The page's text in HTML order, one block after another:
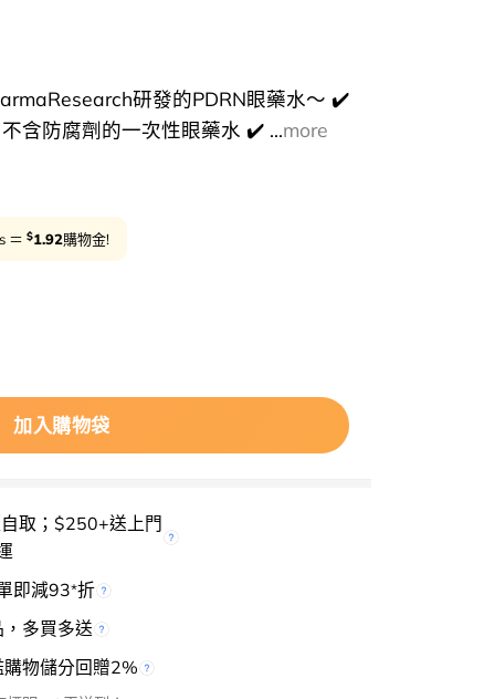
研發的PDRN眼藥水～ ✔️
含防腐劑的一次性眼藥水 ✔️ ...more
＝ $1.92購物金!
加入購物袋
取；$250+送上門
即減93*折
多買多送
物儲分回贈2%